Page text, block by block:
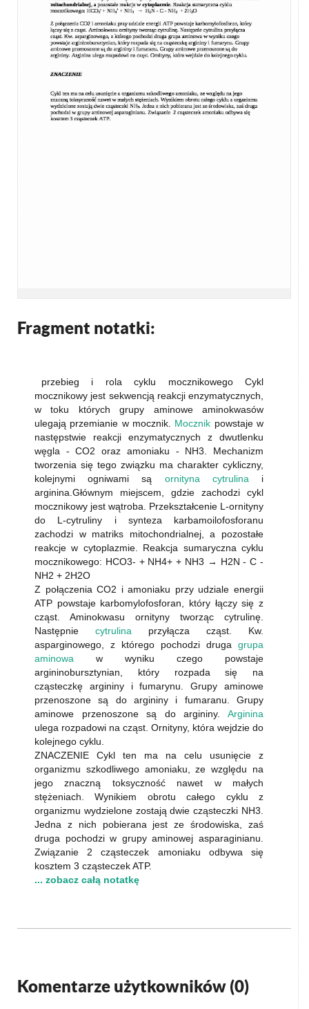
Fragment notatki:
przebieg i rola cyklu mocznikowego Cykl
mocznikowy jest sekwencją reakcji enzymatycznych,
w toku których grupy aminowe aminokwasów
ulegają przemianie w mocznik. Mocznik powstaje w
następstwie reakcji enzymatycznych z dwutlenku
węgla - CO2 oraz amoniaku - NH3. Mechanizm
tworzenia się tego związku ma charakter cykliczny,
kolejnymi ogniwami są ornityna cytrulina i
arginina.Głównym miejscem, gdzie zachodzi cykl
mocznikowy jest wątroba. Przekształcenie L-ornityny
do L-cytruliny i synteza karbamoilofosforanu
zachodzi w matriks mitochondrialnej, a pozostałe
reakcje w cytoplazmie. Reakcja sumaryczna cyklu
mocznikowego: HCO3- + NH4+ + NH3 → H2N - C -
NH2 + 2H2O
Z połączenia CO2 i amoniaku przy udziale energii
ATP powstaje karbomylofosforan, który łączy się z
cząst. Aminokwasu ornityny tworząc cytrulinę.
Następnie cytrulina przyłącza cząst. Kw.
asparginowego, z którego pochodzi druga grupa
aminowa w wyniku czego powstaje
argininobursztynian, który rozpada się na
cząsteczkę argininy i fumarynu. Grupy aminowe
przenoszone są do argininy i fumaranu. Grupy
aminowe przenoszone są do argininy. Arginina
ulega rozpadowi na cząst. Ornityny, która wejdzie do
kolejnego cyklu.
ZNACZENIE Cykl ten ma na celu usunięcie z
organizmu szkodliwego amoniaku, ze względu na
jego znaczną toksyczność nawet w małych
stężeniach. Wynikiem obrotu całego cyklu z
organizmu wydzielone zostają dwie cząsteczki NH3.
Jedna z nich pobierana jest ze środowiska, zaś
druga pochodzi w grupy aminowej asparaginianu.
Związanie 2 cząsteczek amoniaku odbywa się
kosztem 3 cząsteczek ATP.
... zobacz całą notatkę
Komentarze użytkowników (0)